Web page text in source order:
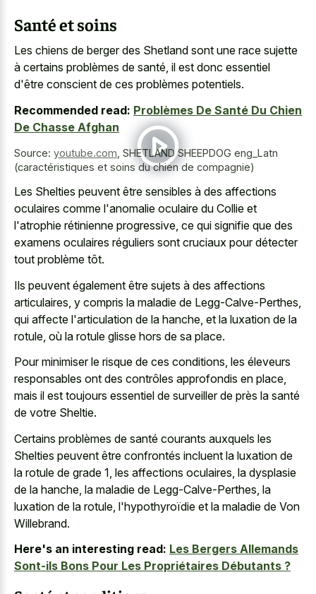
Santé et soins
Les chiens de berger des Shetland sont une race sujette
à certains problèmes de santé, il est donc essentiel
d'être conscient de ces problèmes potentiels.
Recommended read: Problèmes De Santé Du Chien
De Chasse Afghan
Source: youtube.com SHETLAND SHEEPDOG eng_Latn
(caractéristiques et soins du chien de compagnie)
Les Shelties peuvent être sensibles à des affections
oculaires comme l'anomalie oculaire du Collie et
l'atrophie rétinienne progressive, ce qui signifie que des
examens oculaires réguliers sont cruciaux pour détecter
tout problème tôt.
Ils peuvent également être sujets à des affections
articulaires, y compris la maladie de Legg-Calve-Perthes,
qui affecte l'articulation de la hanche, et la luxation de la
rotule, où la rotule glisse hors de sa place.
Pour minimiser le risque de ces conditions, les éleveurs
responsables ont des contrôles approfondis en place,
mais il est toujours essentiel de surveiller de près la santé
de votre Sheltie.
Certains problèmes de santé courants auxquels les
Shelties peuvent être confrontés incluent la luxation de
la rotule de grade 1, les affections oculaires, la dysplasie
de la hanche, la maladie de Legg-Calve-Perthes, la
luxation de la rotule, l'hypothyroïdie et la maladie de Von
Willebrand.
Here's an interesting read: Les Bergers Allemands
Sont-ils Bons Pour Les Propriétaires Débutants ?